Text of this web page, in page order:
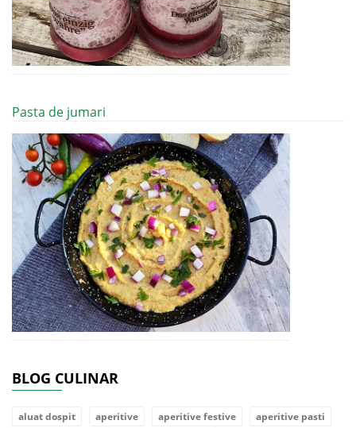
Pasta de jumari
BLOG CULINAR
aluat dospit aperitive aperitive festive
aperitive pasti